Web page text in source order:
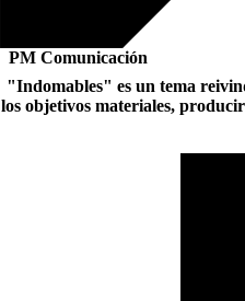
PM Comunicación
"Indomables" es un tema
los objetivos materiales,